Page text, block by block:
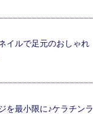
イルで足元のおしゃれ
を最小限に♪ケラチンラ